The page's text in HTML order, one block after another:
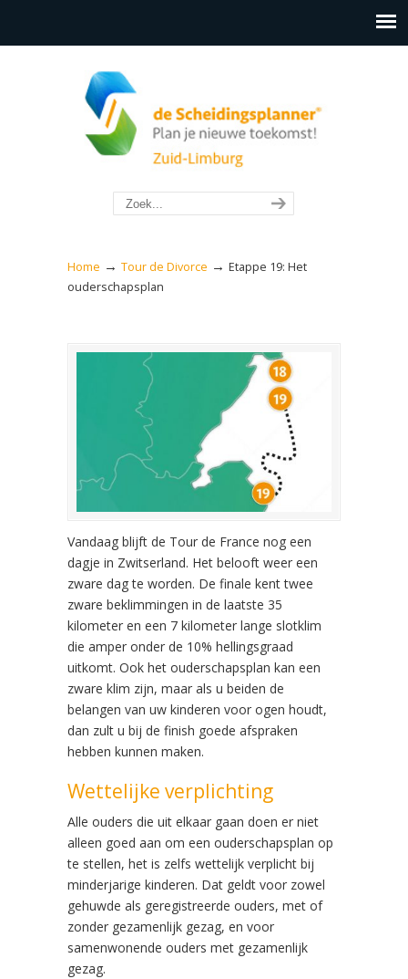
Home → Tour de Divorce → Etappe 19: Het
ouderschapsplan
Vandaag blijft de Tour de France nog een
dagje in Zwitserland. Het belooft weer een
zware dag te worden. De finale kent twee
zware beklimmingen in de laatste 35
kilometer en een 7 kilometer lange slotklim
die amper onder de 10% hellingsgraad
uitkomt. Ook het ouderschapsplan kan een
zware klim zijn, maar als u beiden de
belangen van uw kinderen voor ogen houdt,
dan zult u bij de finish goede afspraken
hebben kunnen maken.
Wettelijke verplichting
Alle ouders die uit elkaar gaan doen er niet
alleen goed aan om een ouderschapsplan op
te stellen, het is zelfs wettelijk verplicht bij
minderjarige kinderen. Dat geldt voor zowel
gehuwde als geregistreerde ouders, met of
zonder gezamenlijk gezag, en voor
samenwonende ouders met gezamenlijk
gezag.